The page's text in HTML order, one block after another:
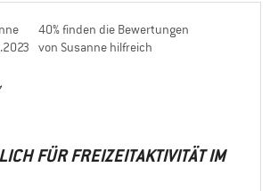
40% finden die Bewertungen
von Susanne hilfreich
FÜR FREIZEITAKTIVITÄT IM